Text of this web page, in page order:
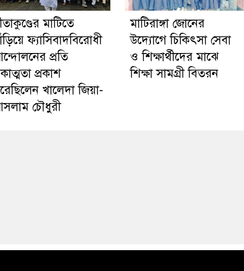
মাটিতে
ফ্যাসিবাদবিরোধী
প্রতি
প্রকাশ
খালেদা জিয়া-
চৌধুরী
মাটিরাঙ্গা জোনের
উদ্যোগে চিকিৎসা সেবা
ও শিক্ষার্থীদের মাঝে
শিক্ষা সামগ্রী বিতরন